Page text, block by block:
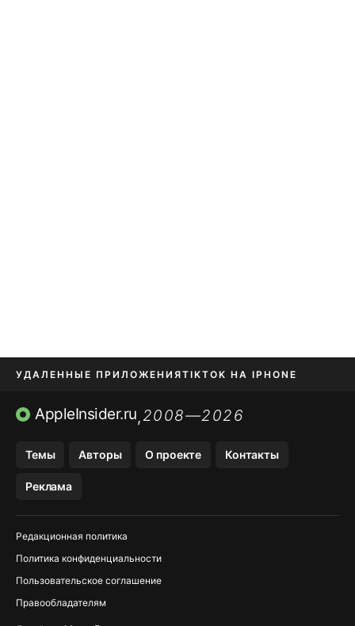
УДАЛЕННЫЕ ПРИЛОЖЕНИЯTIKTOK НА IPHONE
ПРИЛОЖЕНИЯ БЕЗ APP STORE
AppleInsider.ru,2008—2026
Темы Авторы О проекте Контакты
Реклама
Редакционная политика
Политика конфиденциальности
Пользовательское соглашение
Правообладателям